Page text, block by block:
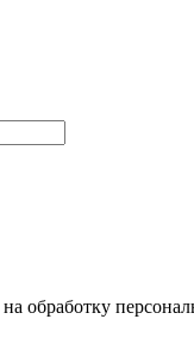
на обработку